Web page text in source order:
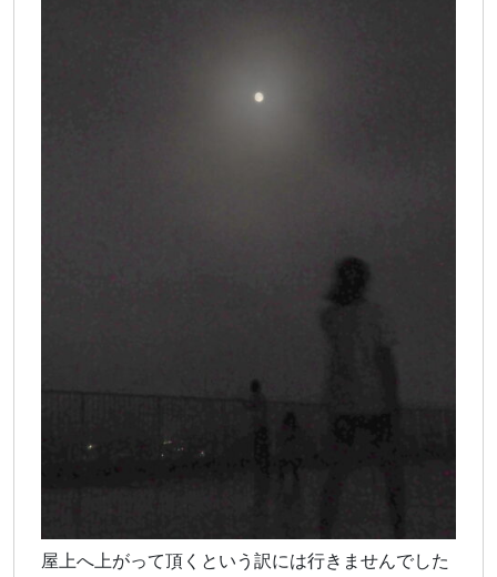
屋上へ上がって頂くという訳には行きませんでした